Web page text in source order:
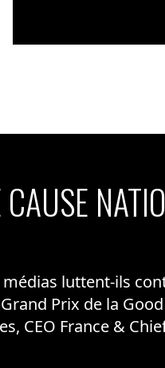
luttent-ils
Prix de la
CEO France &